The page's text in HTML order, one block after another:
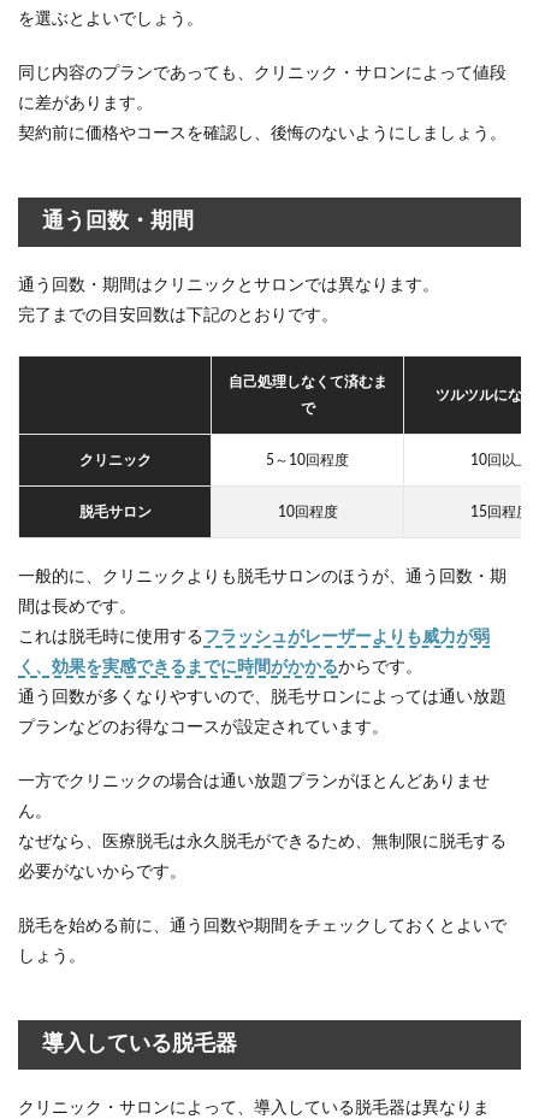
を選ぶとよいでしょう。
同じ内容のプランであっても、クリニック・サロンによって値段
に差があります。
契約前に価格やコースを確認し、後悔のないようにしましょう。
通う回数・期間
通う回数・期間はクリニックとサロンでは異なります。
完了までの目安回数は下記のとおりです。
自己処理しなくて済むま
で
ツルツルになる
クリニック 5～10回程度 10回以上
脱毛サロン 10回程度 15回程度
一般的に、クリニックよりも脱毛サロンのほうが、通う回数・期
間は長めです。
これは脱毛時に使用するフラッシュがレーザーよりも威力が弱
く、効果を実感できるまでに時間がかかるからです。
通う回数が多くなりやすいので、脱毛サロンによっては通い放題
プランなどのお得なコースが設定されています。
一方でクリニックの場合は通い放題プランがほとんどありませ
ん。
なぜなら、医療脱毛は永久脱毛ができるため、無制限に脱毛する
必要がないからです。
脱毛を始める前に、通う回数や期間をチェックしておくとよいで
しょう。
導入している脱毛器
クリニック・サロンによって、導入している脱毛器は異なりま